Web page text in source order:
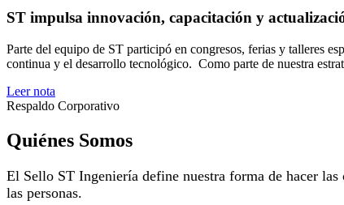
ST impulsa innovación, capacitación y
Parte del equipo de ST participó en congresos, ferias y talleres
continua y el desarrollo tecnológico. Como parte de nuestra
Leer nota
Respaldo Corporativo
Quiénes Somos
El Sello ST Ingeniería define nuestra forma de hacer
las personas.